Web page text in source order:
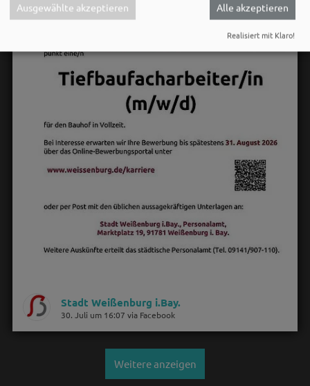
Stadt Weißenburg i.Bay.
30. Juli um 16:07 via Facebook
Weitere anzeigen
Ausgewählte akzeptieren Alle akzeptieren
Realisiert mit Klaro!